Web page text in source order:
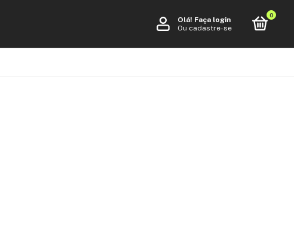
Olá! Faça login
Ou cadastre-se
0